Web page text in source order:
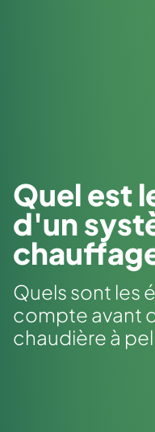
Quel est
d'un
Quels sont les
compte avant
chaudière à